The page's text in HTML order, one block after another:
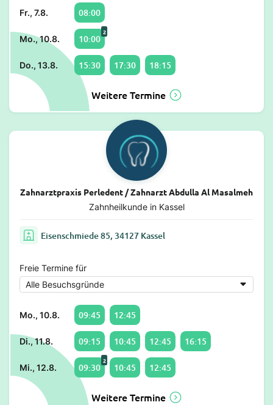
Fr., 7.8. 08:00
Mo., 10.8. 10:00
2
Do., 13.8. 15:30 17:30 18:15
Weitere Termine
Zahnarztpraxis Perledent / Zahnarzt Abdulla Al Masalmeh
Zahnheilkunde in Kassel
Eisenschmiede 85, 34127 Kassel
Freie Termine für
Mo., 10.8. 09:45 12:45
Di., 11.8. 09:15 10:45 12:45 16:15
Mi., 12.8. 09:30
2
10:45 12:45
Weitere Termine